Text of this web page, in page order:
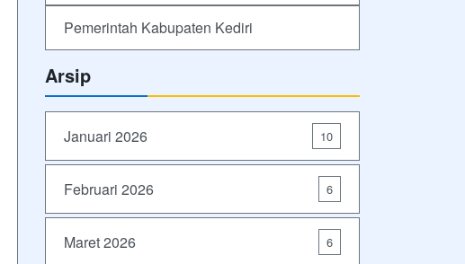
Pemerintah Kabupaten Kediri
Arsip
Januari 2026 10
Februari 2026 6
Maret 2026 6